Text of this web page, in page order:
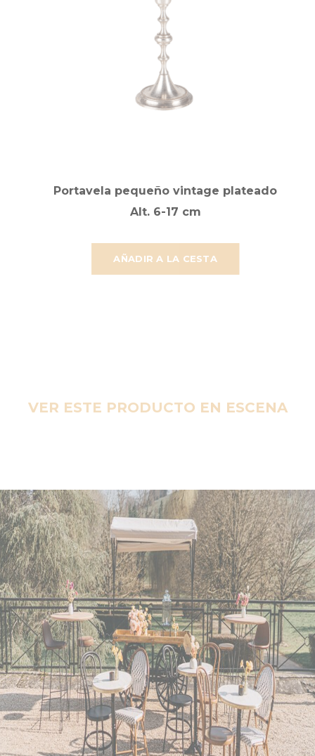
AÑADIR A LA CESTA
Portavela pequeño vintage plateado
Alt. 6-17 cm
VER ESTE PRODUCTO EN ESCENA